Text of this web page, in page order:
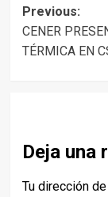
Post
Previous:
CENER
TÉRMICA EN
Deja una
Tu dirección